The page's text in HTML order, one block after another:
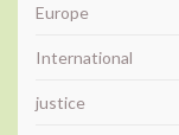
Europe
International
justice